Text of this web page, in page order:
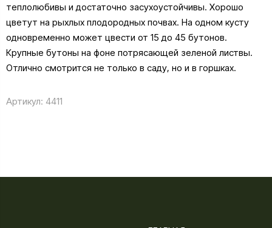
теплолюбивы и достаточно засухоустойчивы. Хорошо
цветут на рыхлых плодородных почвах. На одном кусту
одновременно может цвести от 15 до 45 бутонов.
Крупные бутоны на фоне потрясающей зеленой листвы.
Отлично смотрится не только в саду, но и в горшках.
Артикул: 4411